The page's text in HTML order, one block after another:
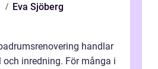
Eva Sjöberg
handlar
och inredning. För många i